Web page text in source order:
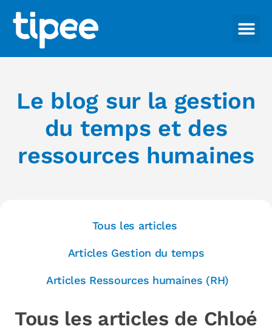
Le blog sur la gestion
du temps et des
ressources humaines
Tous les articles
Articles Gestion du temps
Articles Ressources humaines (RH)
Tous les articles de Chloé